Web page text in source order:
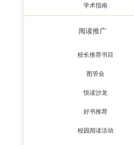
学术指南
阅读推广
校长推荐书目
图管会
悦读沙龙
好书推荐
校园阅读活动